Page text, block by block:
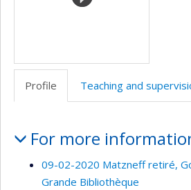
Profile Teaching and
For more
09-02-2020 Matzneff retiré,
Grande Bibliothèque